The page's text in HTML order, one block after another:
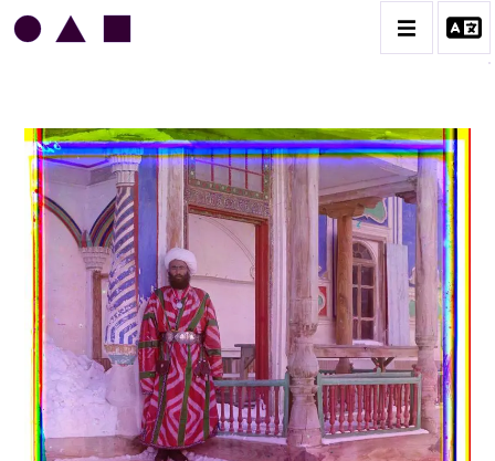
SERGUEÏ PROKOUDINE-GORSKI
CATALOGUE DES OEUVRES
CONTACT